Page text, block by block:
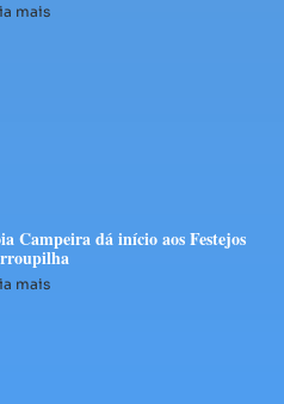
mais
Campeira dá início aos Festejos
mais